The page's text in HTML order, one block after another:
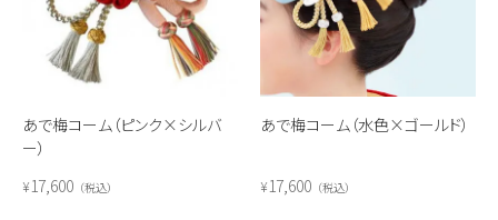
あで梅コーム（ピンク×シルバ
ー）
¥17,600 税込
あで梅コーム（水色×ゴールド）
¥17,600 税込